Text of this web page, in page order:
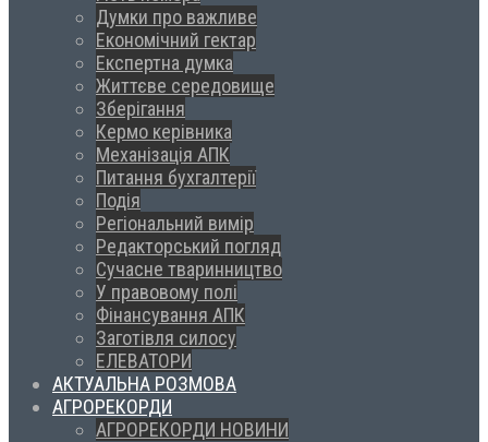
Думки про важливе
Економічний гектар
Експертна думка
Життєве середовище
Зберігання
Кермо керівника
Механізація АПК
Питання бухгалтерії
Подія
Регіональний вимір
Редакторський погляд
Сучасне тваринництво
У правовому полі
Фінансування АПК
Заготівля силосу
ЕЛЕВАТОРИ
АКТУАЛЬНА РОЗМОВА
АГРОРЕКОРДИ
АГРОРЕКОРДИ НОВИНИ